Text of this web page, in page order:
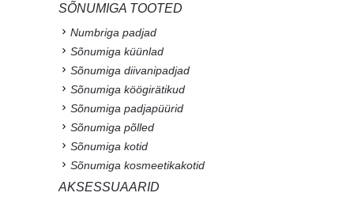
SÕNUMIGA TOOTED
Numbriga padjad
Sõnumiga küünlad
Sõnumiga diivanipadjad
Sõnumiga köögirätikud
Sõnumiga padjapüürid
Sõnumiga põlled
Sõnumiga kotid
Sõnumiga kosmeetikakotid
AKSESSUAARID